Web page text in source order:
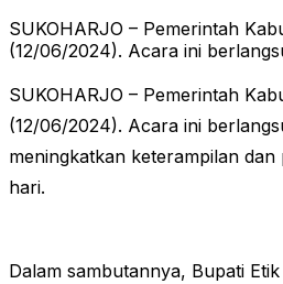
SUKOHARJO – Pemerintah
(12/06/2024). Acara ini
SUKOHARJO – Pemerintah
(12/06/2024). Acara ini
meningkatkan keterampilan
hari.
Dalam sambutannya, Bupati